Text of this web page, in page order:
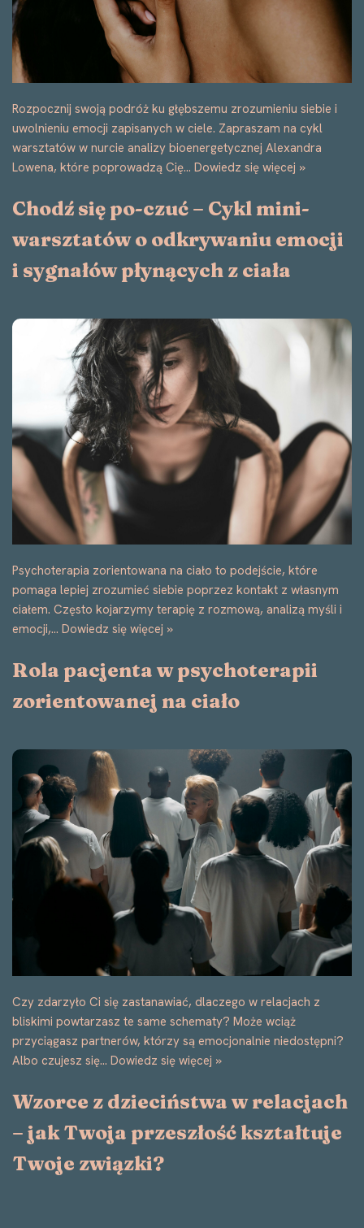
warsztatów o odkrywaniu emocji
i sygnałów płynących z ciała
Psychoterapia zorientowana na ciało to podejście, które
pomaga lepiej zrozumieć siebie poprzez kontakt z własnym
ciałem. Często kojarzymy terapię z rozmową, analizą myśli i
Dowiedz się więcej »
Rola pacjenta w psychoterapii
zorientowanej na ciało
Czy zdarzyło Ci się zastanawiać, dlaczego w relacjach z
bliskimi powtarzasz te same schematy? Może wciąż
przyciągasz partnerów, którzy są emocjonalnie niedostępni?
Albo czujesz się…Dowiedz się więcej »
Wzorce z dzieciństwa w relacjach
– jak Twoja przeszłość kształtuje
Twoje związki?